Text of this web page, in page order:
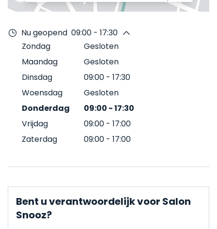
Nu geopend 09:00 - 17:30
Zondag
Gesloten
Maandag
Gesloten
Dinsdag
09:00 - 17:30
Woensdag
Gesloten
Donderdag
09:00 -17:30
Vrijdag
09:00 - 17:00
Zaterdag
09:00 - 17:00
Bent u verantwoordelijk voor Salon
Snooz?